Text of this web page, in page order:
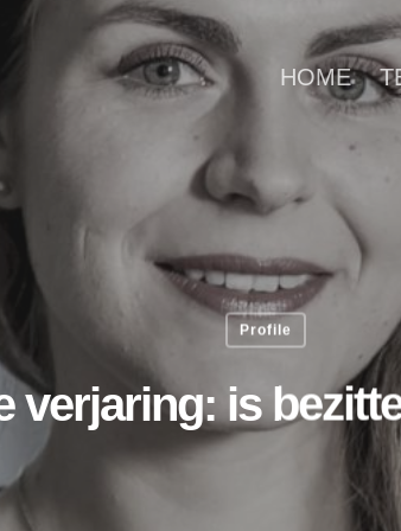
HOME
Profile
verjaring: is